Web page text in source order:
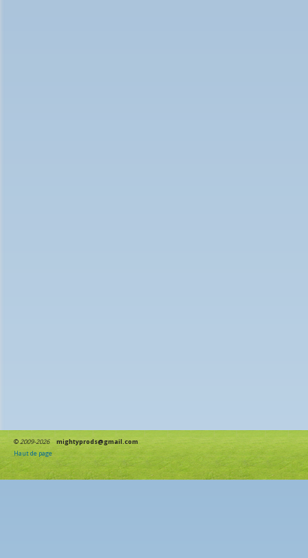
©2009-2026
mightyprods@gmail.com
Haut de page